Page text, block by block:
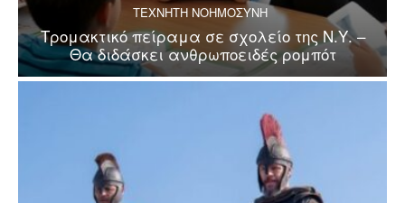
ΤΕΧΝΗΤΗ ΝΟΗΜΟΣΥΝΗ
Τρομακτικό πείραμα σε σχολείο της Ν.Υ. –
Θα διδάσκει ανθρωποειδές ρομπότ